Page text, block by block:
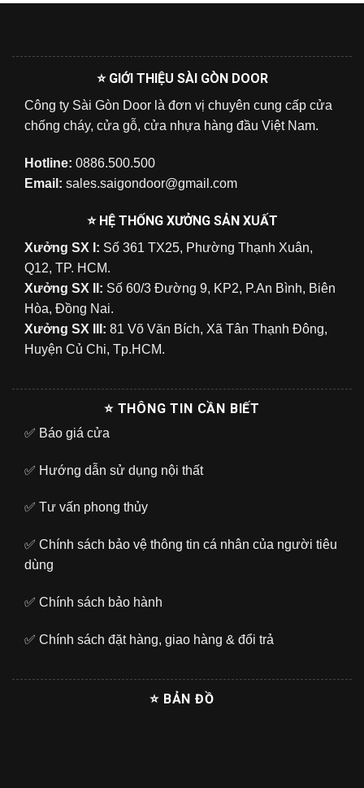
⭐ GIỚI THIỆU SÀI GÒN DOOR
Công ty Sài Gòn Door là đơn vị chuyên cung cấp cửa
chống cháy, cửa gỗ, cửa nhựa hàng đầu Việt Nam.
Hotline: 0886.500.500
Email: sales.saigondoor@gmail.com
⭐ HỆ THỐNG XƯỞNG SẢN XUẤT
Xưởng SX I: Số 361 TX25, Phường Thạnh Xuân,
Q12, TP. HCM.
Xưởng SX II: Số 60/3 Đường 9, KP2, P.An Bình, Biên
Hòa, Đồng Nai.
Xưởng SX III: 81 Võ Văn Bích, Xã Tân Thạnh Đông,
Huyện Củ Chi, Tp.HCM.
⭐ THÔNG TIN CẦN BIẾT
✅ Báo giá cửa
✅ Hướng dẫn sử dụng nội thất
✅ Tư vấn phong thủy
✅ Chính sách bảo vệ thông tin cá nhân của người tiêu
dùng
✅ Chính sách bảo hành
✅ Chính sách đặt hàng, giao hàng & đổi trả
⭐ BẢN ĐỒ